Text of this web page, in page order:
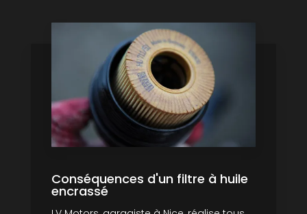
Conséquences d'un filtre à huile
encrassé